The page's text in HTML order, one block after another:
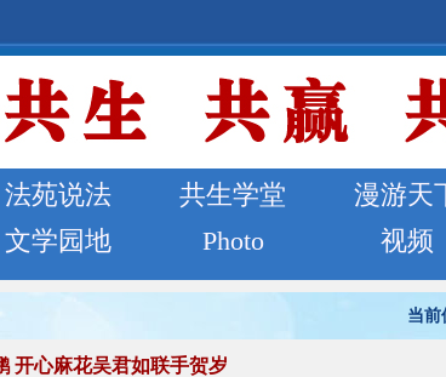
法苑说法 共生学堂 漫游天
文学园地 Photo 视频
当前
开心麻花吴君如联手贺岁